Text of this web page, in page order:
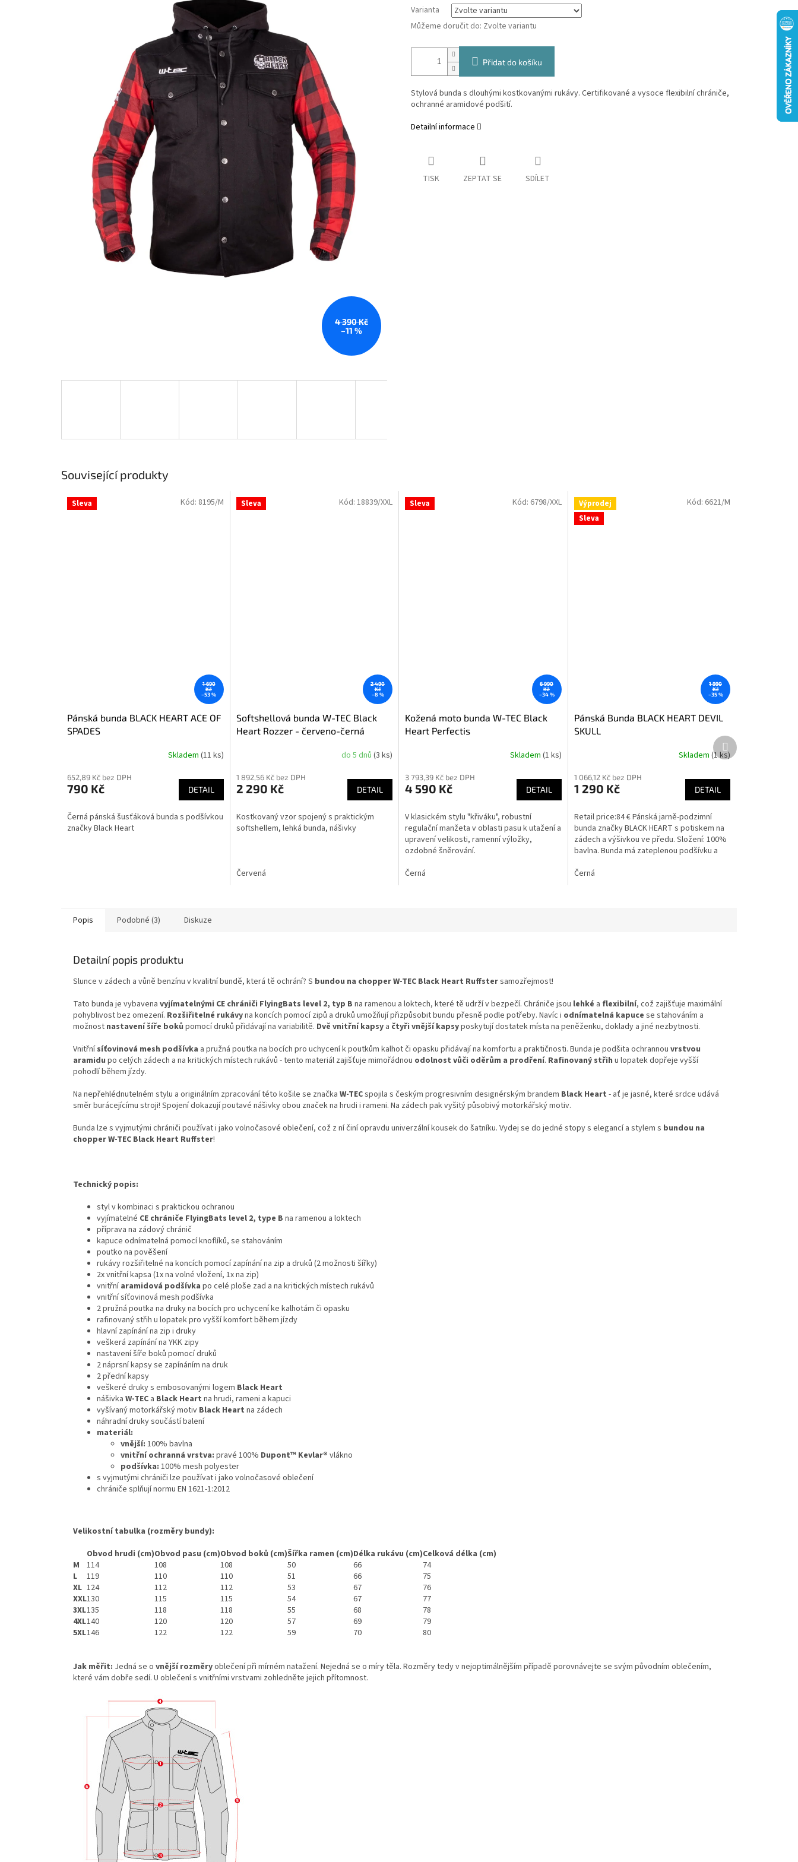
4 390 Kč
–11 %
Varianta
Můžeme doručit do: Zvolte variantu
Přidat do košíku
Stylová bunda s dlouhými kostkovanými rukávy. Certifikované a vysoce flexibilní chrániče,
ochranné aramidové podšití.
Detailní informace
TISK ZEPTAT SE SDÍLET
Související produkty
Sleva
1 690
Kč
–53 %
Pánská bunda BLACK HEART ACE OF
SPADES
Skladem (11 ks)
652,89 Kč bez DPH
790 Kč DETAIL
Černá pánská šusťáková bunda s podšívkou
značky Black Heart
Kód: 8195/M Sleva
2 490
Kč
–8 %
Softshellová bunda W-TEC Black
Heart Rozzer - červeno-černá
do 5 dnů (3 ks)
1 892,56 Kč bez DPH
2 290 Kč DETAIL
Kostkovaný vzor spojený s praktickým
softshellem, lehká bunda, nášivky
Červená
Kód: 18839/XXL Sleva
6 990
Kč
–34 %
Kožená moto bunda W-TEC Black
Heart Perfectis
produktu
je
z
5
hvězdiček.
Skladem (1 ks)
3 793,39 Kč bez DPH
4 590 Kč DETAIL
V klasickém stylu "křiváku", robustní
regulační manžeta v oblasti pasu k utažení a
upravení velikosti, ramenní výložky,
ozdobné šněrování.
Černá
Kód: 6798/XXL
Výprodej
Sleva
1 990
Kč
–35 %
Pánská Bunda BLACK HEART DEVIL
SKULL
produktu
je
z
5
hvězdiček.
Skladem(1 ks)
1 066,12 Kč bez DPH
1 290 Kč DETAIL
Retail price:84 € Pánská jarně-podzimní
bunda značky BLACK HEART s potiskem na
zádech a výšivkou ve předu. Složení: 100%
bavlna. Bunda má zateplenou podšívku a
Černá
Kód: 6621/M
Další
produkt
Popis Podobné (3) Diskuze
Detailní popis produktu
Slunce v zádech a vůně benzínu v kvalitní bundě, která tě ochrání? S bundou na chopper W-TEC Black Heart Ruffstersamozřejmost!
Tato bunda je vybavena vyjímatelnými CE chrániči FlyingBats level 2, typ B na ramenou a loktech, které tě udrží v bezpečí. Chrániče jsou lehké a flexibilní, což zajišťuje maximální
pohyblivost bez omezení. Rozšiřitelné rukávyna koncích pomocí zipů a druků umožňují přizpůsobit bundu přesně podle potřeby. Navíc i odnímatelná kapuce se stahováním a
možnost nastavení šíře boků pomocí druků přidávají na variabilitě. Dvě vnitřní kapsy a čtyři vnější kapsyposkytují dostatek místa na peněženku, doklady a jiné nezbytnosti.
Vnitřní síťovinová mesh podšívka a pružná poutka na bocích pro uchycení k poutkům kalhot či opasku přidávají na komfortu a praktičnosti. Bunda je podšita ochrannou vrstvou
aramidu po celých zádech a na kritických místech rukávů - tento materiál zajišťuje mimořádnou odolnost vůči oděrům a prodření. Rafinovaný střih u lopatek dopřeje vyšší
pohodlí během jízdy.
Na nepřehlédnutelném stylu a originálním zpracování této košile se značka W-TECspojila s českým progresivním designérským brandem Black Heart - ať je jasné, které srdce udává
směr burácejícímu stroji! Spojení dokazují poutavé nášivky obou značek na hrudi i rameni. Na zádech pak vyšitý působivý motorkářský motiv.
Bunda lze s vyjmutými chrániči používat i jako volnočasové oblečení, což z ní činí opravdu univerzální kousek do šatníku. Vydej se do jedné stopy s elegancí a stylem s bundou na
chopper W-TEC Black Heart Ruffster!
Technický popis:
styl v kombinaci s praktickou ochranou
vyjímatelné CE chrániče FlyingBats level 2, type B na ramenou a loktech
příprava na zádový chránič
kapuce odnímatelná pomocí knoflíků, se stahováním
poutko na pověšení
rukávy rozšiřitelné na koncích pomocí zapínání na zip a druků (2 možnosti šířky)
2x vnitřní kapsa (1x na volné vložení, 1x na zip)
vnitřní aramidová podšívka po celé ploše zad a na kritických místech rukávů
vnitřní síťovinová mesh podšívka
2 pružná poutka na druky na bocích pro uchycení ke kalhotám či opasku
rafinovaný střih u lopatek pro vyšší komfort během jízdy
hlavní zapínání na zip i druky
veškerá zapínání na YKK zipy
nastavení šíře boků pomocí druků
2 náprsní kapsy se zapínáním na druk
2 přední kapsy
veškeré druky s embosovanými logem Black Heart
nášivka W-TEC a Black Heart na hrudi, rameni a kapuci
vyšívaný motorkářský motiv Black Heart na zádech
náhradní druky součástí balení
materiál:
vnější: 100% bavlna
vnitřní ochranná vrstva: pravé 100% Dupont™ Kevlar® vlákno
podšívka: 100% mesh polyester
s vyjmutými chrániči lze používat i jako volnočasové oblečení
chrániče splňují normu EN 1621-1:2012
Velikostní tabulka (rozměry bundy):
Obvod hrudi (cm)Obvod pasu (cm)Obvod boků (cm)Šířka ramen (cm)Délka rukávu (cm)Celková délka (cm)
M
114 108 108 50 66
74
L
119 110 110 51 66
75
XL 124 112 112 53 67
76
XXL130 115 115 54 67
77
3XL135 118 118 55 68
78
4XL140 120 120 57 69
79
5XL146 122 122 59 70 80
Jak měřit: Jedná se o vnější rozměryoblečení při mírném natažení. Nejedná se o míry těla. Rozměry tedy v nejoptimálnějším případě porovnávejte se svým původním oblečením,
které vám dobře sedí. U oblečení s vnitřními vrstvami zohledněte jejich přítomnost.